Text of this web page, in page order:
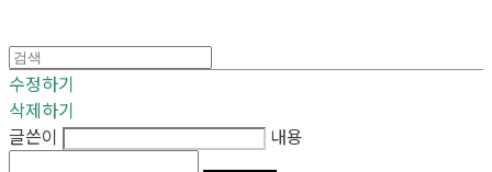
수정하기
삭제하기
글쓴이
내용